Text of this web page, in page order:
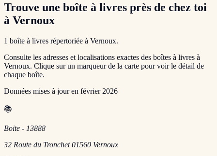
Trouve une boîte à livres près de chez toi
à Vernoux
1 boîte à livres répertoriée à Vernoux.
Consulte les adresses et localisations exactes des boîtes à livres à
Vernoux. Clique sur un marqueur de la carte pour voir le détail de
chaque boîte.
Données mises à jour en février 2026
📚
Boite - 13888
32 Route du Tronchet 01560 Vernoux